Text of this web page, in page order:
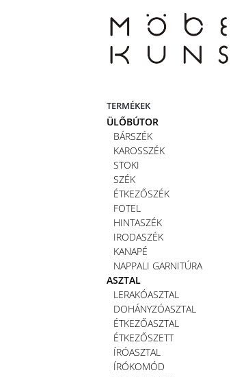
TERMÉKEK
ÜLŐBÚTOR
BÁRSZÉK
KAROSSZÉK
STOKI
SZÉK
ÉTKEZŐSZÉK
FOTEL
HINTASZÉK
IRODASZÉK
KANAPÉ
NAPPALI GARNITÚRA
ASZTAL
LERAKÓASZTAL
DOHÁNYZÓASZTAL
ÉTKEZŐASZTAL
ÉTKEZŐSZETT
ÍRÓASZTAL
ÍRÓKOMÓD